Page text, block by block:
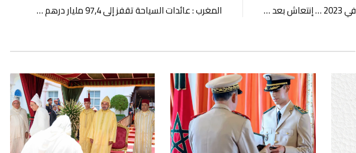
… المغرب : عائدات السياحة تقفز إلى 97,4 مليار درهم …